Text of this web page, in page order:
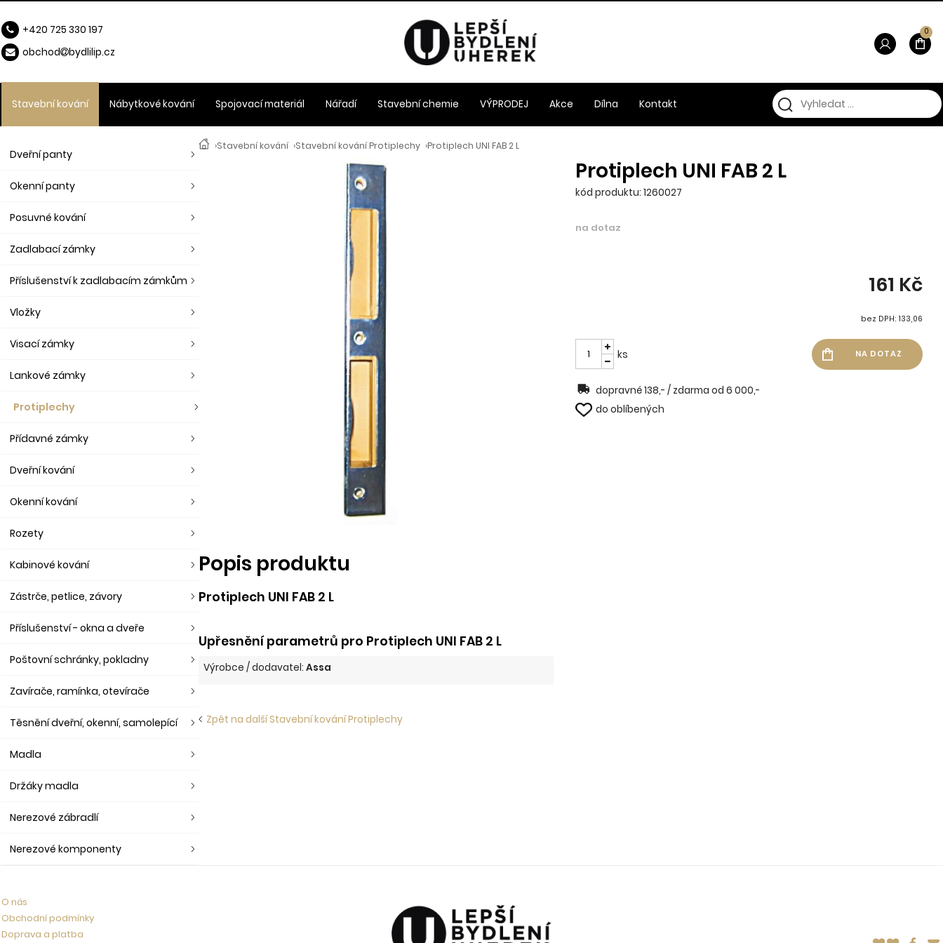
›Stavební kování ›Stavební kování Protiplechy ›Protiplech UNI FAB 2 L
Protiplech UNI FAB 2 L
kód produktu: 1260027
na dotaz
161 Kč
bez DPH: 133,06
ks
dopravné 138,- / zdarma od 6 000,-
do oblíbených
Popis produktu
Protiplech UNI FAB 2 L
Upřesnění parametrů pro Protiplech UNI FAB 2 L
Výrobce / dodavatel:Assa
Zpět na další Stavební kování Protiplechy
Dveřní panty
Okenní panty
Posuvné kování
Zadlabací zámky
Příslušenství k zadlabacím zámkům
Vložky
Visací zámky
Lankové zámky
Protiplechy
Přídavné zámky
Dveřní kování
Okenní kování
Rozety
Kabinové kování
Zástrče, petlice, závory
Příslušenství - okna a dveře
Poštovní schránky, pokladny
Zavírače, ramínka, otevírače
Těsnění dveřní, okenní, samolepící
Madla
Držáky madla
Nerezové zábradlí
Nerezové komponenty
Stavební kování Nábytkové kování Spojovací materiál Nářadí Stavební chemie VÝPRODEJ Akce Dílna Kontakt
0
+420 725 330 197
obchod
bydlilip.cz
O nás
Obchodní podmínky
Doprava a platba